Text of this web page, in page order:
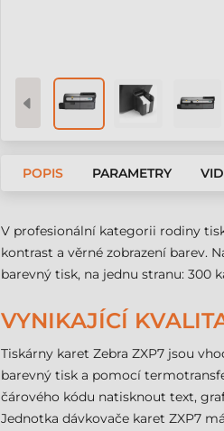
POPIS PARAMETRY
V profesionální kategorii rodiny
kontrast a věrné zobrazení barev.
barevný tisk, na jednu stranu: 300
VYNIKAJÍCÍ
Tiskárny karet Zebra ZXP7 jsou
barevný tisk a pomocí
čárového kódu natisknout text,
Jednotka dávkovače karet ZXP7